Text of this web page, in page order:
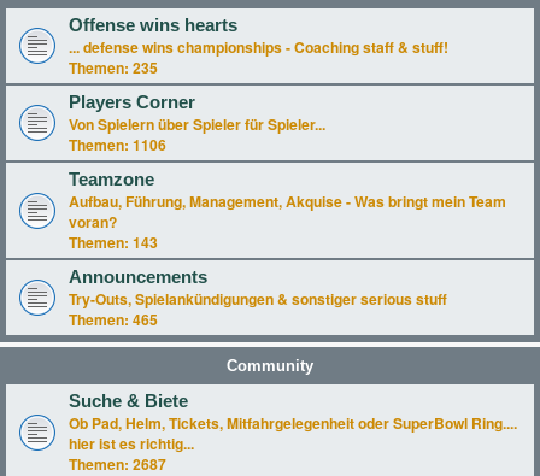
Offense wins hearts
... defense wins championships - Coaching staff & stuff!
Themen: 235
Players Corner
Von Spielern über Spieler für Spieler...
Themen: 1106
Teamzone
Aufbau, Führung, Management, Akquise - Was bringt mein Team
voran?
Themen: 143
Announcements
Try-Outs, Spielankündigungen & sonstiger serious stuff
Themen: 465
Community
Suche & Biete
Ob Pad, Helm, Tickets, Mitfahrgelegenheit oder SuperBowl Ring....
hier ist es richtig...
Themen: 2687